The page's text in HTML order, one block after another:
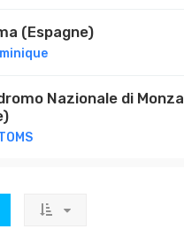
(Espagne)
Nazionale di Monza